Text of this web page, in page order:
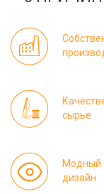
сырье
Модный
дизайн